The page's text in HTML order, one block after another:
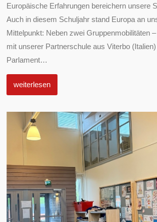
Europäische Erfahrungen bereichern unsere
Auch in diesem Schuljahr stand Europa an
Mittelpunkt: Neben zwei Gruppenmobilitäten
mit unserer Partnerschule aus Viterbo
Parlament…
weiterlesen